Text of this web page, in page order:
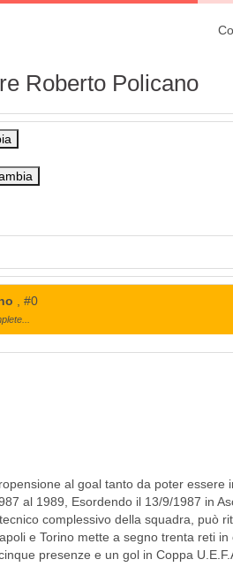
Roberto Policano
, #0
al goal tanto da poter essere
al 1989, Esordendo il 13/9/1987 in
complessivo della squadra, può
e Torino mette a segno trenta reti
presenze e un gol in Coppa